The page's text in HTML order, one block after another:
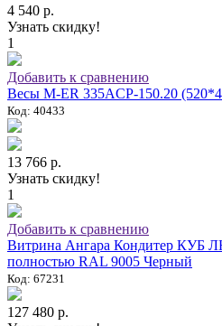
4 540 р.
Узнать скидку!
1
Добавить к сравнению
Весы M-ER 335ACP-150.20
Код: 40433
13 766 р.
Узнать скидку!
1
Добавить к сравнению
Витрина Ангара Кондитер КУБ
полностью RAL 9005 Черный
Код: 67231
127 480 р.